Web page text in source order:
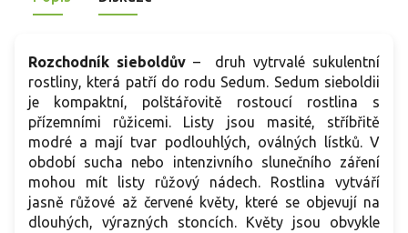
Rozchodník sieboldův – druh vytrvalé sukulentní
rostliny, která patří do rodu Sedum. Sedum sieboldii
je kompaktní, polštářovitě rostoucí rostlina s
přízemními růžicemi. Listy jsou masité, stříbřitě
modré a mají tvar podlouhlých, oválných lístků. V
období sucha nebo intenzivního slunečního záření
mohou mít listy růžový nádech. Rostlina vytváří
jasně růžové až červené květy, které se objevují na
dlouhých, výrazných stoncích. Květy jsou obvykle